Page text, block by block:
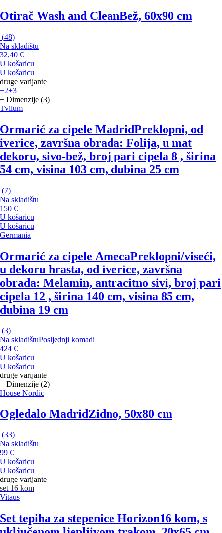
Otirač Wash and CleanBež, 60x90 cm
(48)
Na skladištu
32,40 €
U košaricu
U košaricu
druge varijante
+2+3
+ Dimenzije (3)
Tvilum
Ormarić za cipele MadridPreklopni, od
iverice, završna obrada: Folija, u mat
dekoru, sivo-bež, broj pari cipela 8 , širina
54 cm, visina 103 cm, dubina 25 cm
(7)
Na skladištu
150 €
U košaricu
U košaricu
Germania
Ormarić za cipele AmecaPreklopni/viseći,
u dekoru hrasta, od iverice, završna
obrada: Melamin, antracitno sivi, broj pari
cipela 12 , širina 140 cm, visina 85 cm,
dubina 19 cm
(3)
Na skladištuPosljednji komadi
424 €
U košaricu
U košaricu
druge varijante
+ Dimenzije (2)
House Nordic
Ogledalo MadridZidno, 50x80 cm
(33)
Na skladištu
99 €
U košaricu
U košaricu
druge varijante
set 16 kom
Vitaus
Set tepiha za stepenice Horizon16 kom, s